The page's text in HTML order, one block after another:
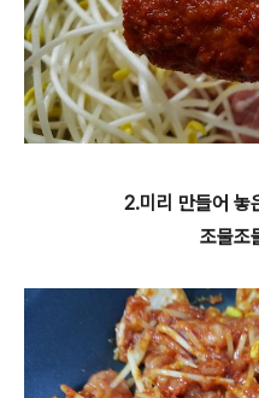
2.미리 만들어 놓
조물조